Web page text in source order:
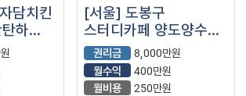
담치킨
하
[서울] 도봉구
스터디카페 양도양수
창업
권리금
8,000만원
월수익
400만원
월비용
250만원